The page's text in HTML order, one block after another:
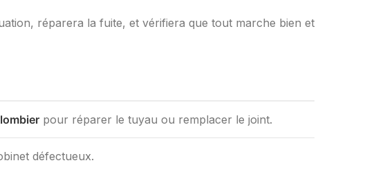
réparera la fuite, et vérifiera que tout marche bien et
pour réparer le tuyau ou remplacer le joint.
défectueux.